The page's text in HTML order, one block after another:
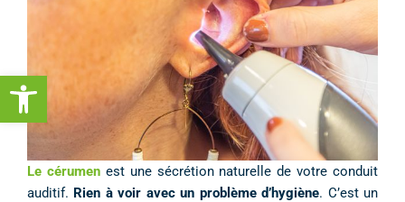
Ouvrir la barre d’outils
Le cérumenest une sécrétion naturelle de votre conduit
auditif. Rien à voir avec un problème d’hygiène. C’est un